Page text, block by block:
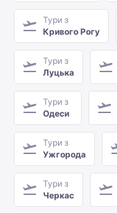
Тури з
Кривого Рогу
Тури з
Луцька
Тури з
Одеси
Тури з
Ужгорода
Тури з
Черкас